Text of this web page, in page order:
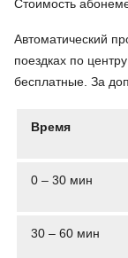
Стоимость
Автоматический
поездках по
бесплатные. За
Время
0 – 30 мин
30 – 60 мин